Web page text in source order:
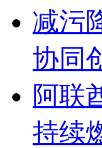
减污
协同
阿联
持续